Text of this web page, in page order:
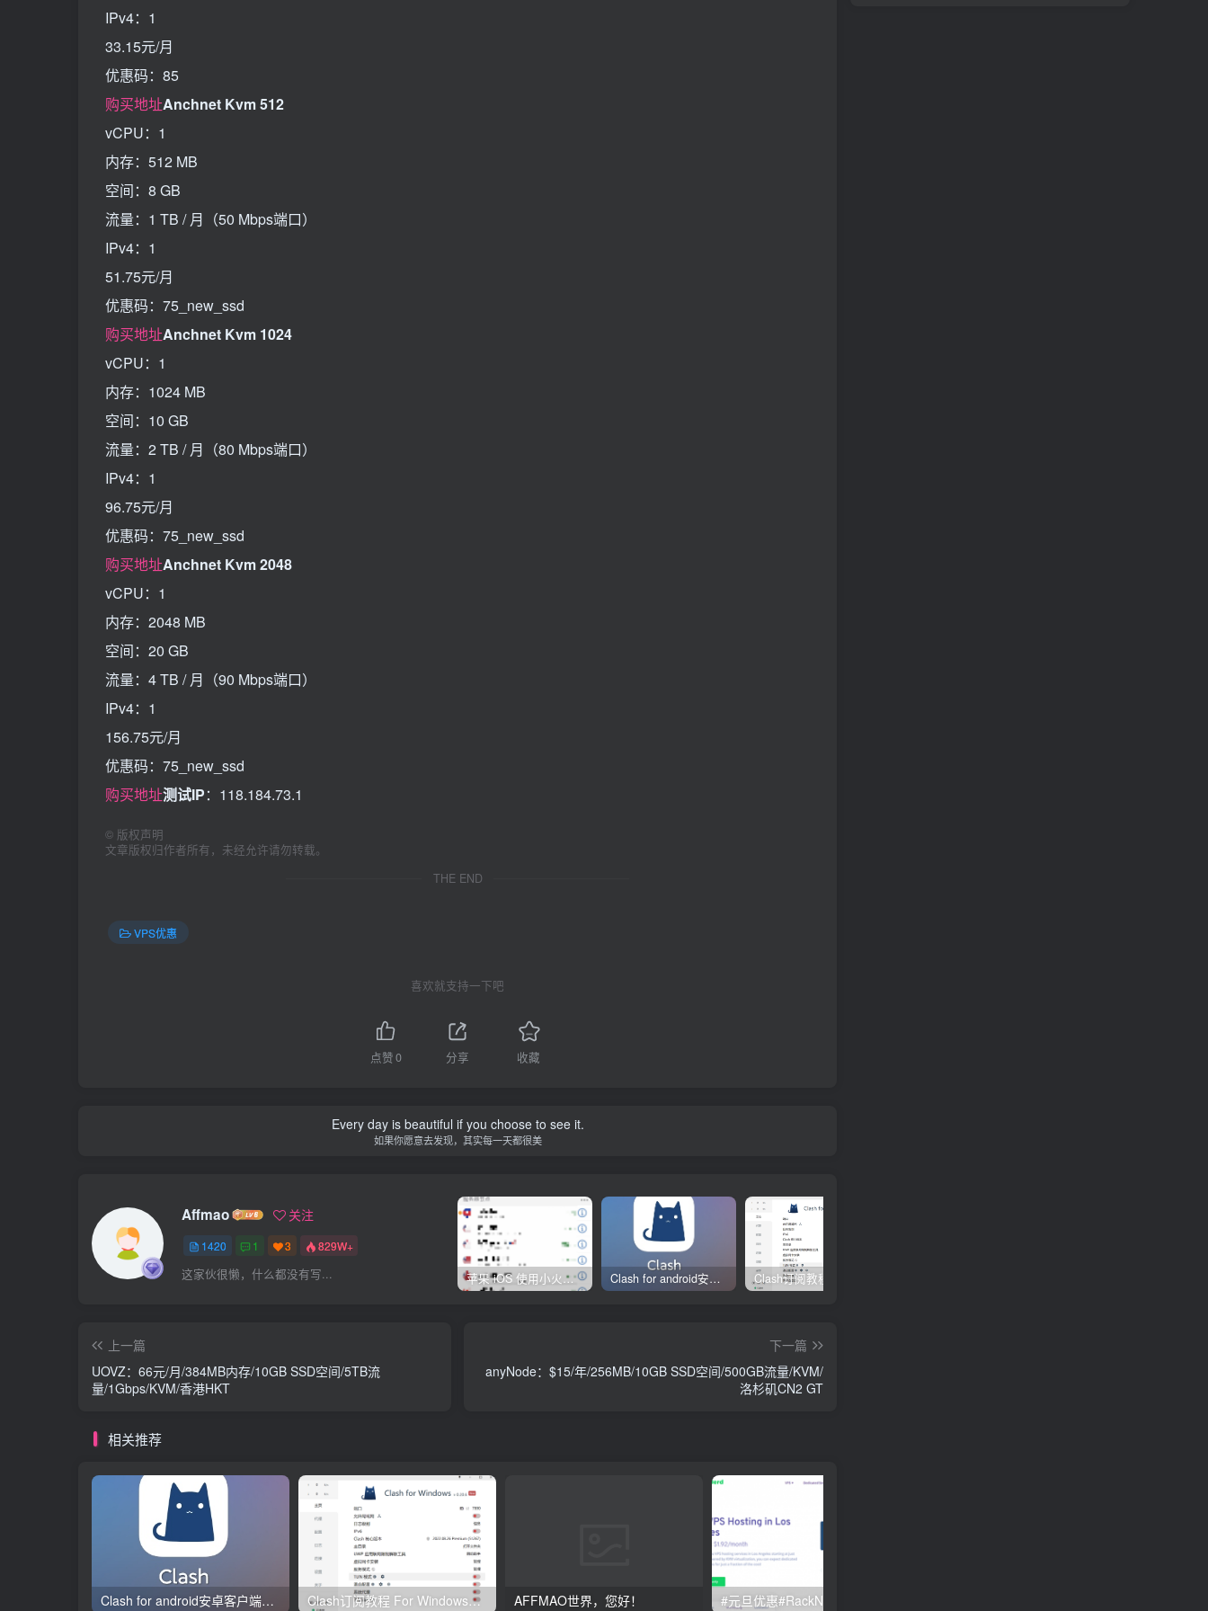
IPv4：1
33.15元/月
优惠码：85
购买地址Anchnet Kvm 512
vCPU：1
内存：512 MB
空间：8 GB
流量：1 TB / 月（50 Mbps端口）
IPv4：1
51.75元/月
优惠码：75_new_ssd
购买地址Anchnet Kvm 1024
vCPU：1
内存：1024 MB
空间：10 GB
流量：2 TB / 月（80 Mbps端口）
IPv4：1
96.75元/月
优惠码：75_new_ssd
购买地址Anchnet Kvm 2048
vCPU：1
内存：2048 MB
空间：20 GB
流量：4 TB / 月（90 Mbps端口）
IPv4：1
156.75元/月
优惠码：75_new_ssd
购买地址测试IP：118.184.73.1
© 版权声明
文章版权归作者所有，未经允许请勿转载。
THE END
VPS优惠
喜欢就支持一下吧
点赞0 分享 收藏
Every day is beautiful if you choose to see it.
如果你愿意去发现，其实每一天都很美
Affmao 关注
1420 1 3 829W+
这家伙很懒，什么都没有写... 苹果 iOS 使用小火箭(shadowrocket)新手教程 Clash for android安卓客户端保姆级新手使用教程
上一篇
UOVZ：66元/月/384MB内存/10GB SSD空间/5TB流
量/1Gbps/KVM/香港HKT
下一篇
anyNode：$15/年/256MB/10GB SSD空间/500GB流量/KVM/
洛杉矶CN2 GT
相关推荐
Clash for android安卓客户端保姆级新手使用教程 Clash订阅教程 For Windows中文使用图文教程 AFFMAO世界，您好！